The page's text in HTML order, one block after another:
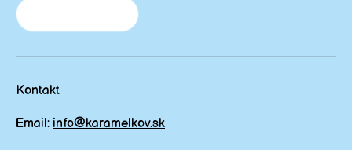
Kontakt
Email: info@karamelkov.sk